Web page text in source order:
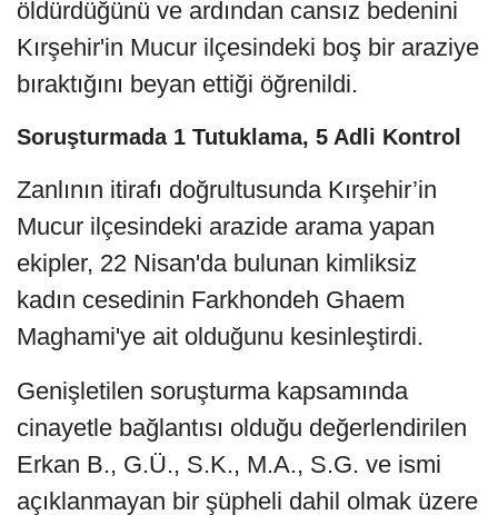
öldürdüğünü ve ardından cansız bedenini
Kırşehir'in Mucur ilçesindeki boş bir araziye
bıraktığını beyan ettiği öğrenildi.
Soruşturmada 1 Tutuklama, 5 Adli Kontrol
Zanlının itirafı doğrultusunda Kırşehir’in
Mucur ilçesindeki arazide arama yapan
ekipler, 22 Nisan'da bulunan kimliksiz
kadın cesedinin Farkhondeh Ghaem
Maghami'ye ait olduğunu kesinleştirdi.
Genişletilen soruşturma kapsamında
cinayetle bağlantısı olduğu değerlendirilen
Erkan B., G.Ü., S.K., M.A., S.G. ve ismi
açıklanmayan bir şüpheli dahil olmak üzere